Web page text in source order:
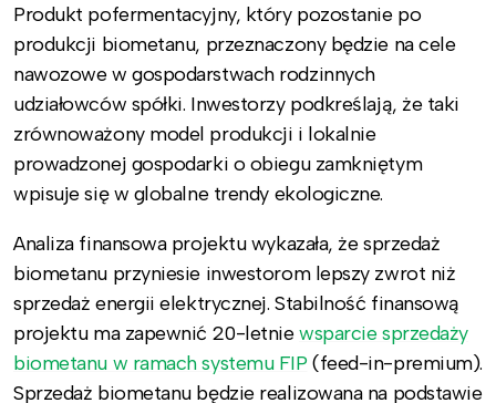
Produkt pofermentacyjny, który pozostanie po
produkcji biometanu, przeznaczony będzie na cele
nawozowe w gospodarstwach rodzinnych
udziałowców spółki. Inwestorzy podkreślają, że taki
zrównoważony model produkcji i lokalnie
prowadzonej gospodarki o obiegu zamkniętym
wpisuje się w globalne trendy ekologiczne.
Analiza finansowa projektu wykazała, że sprzedaż
biometanu przyniesie inwestorom lepszy zwrot niż
sprzedaż energii elektrycznej. Stabilność finansową
projektu ma zapewnić 20-letniewsparcie sprzedaży
biometanu w ramach systemu FIP (feed-in-premium).
Sprzedaż biometanu będzie realizowana na podstawie